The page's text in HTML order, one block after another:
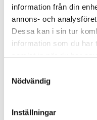
information från din
annons- och
Dessa kan i sin tur
information som du har
samlat in när du har
Nödvändig
Inställningar
Så mycket tjänar